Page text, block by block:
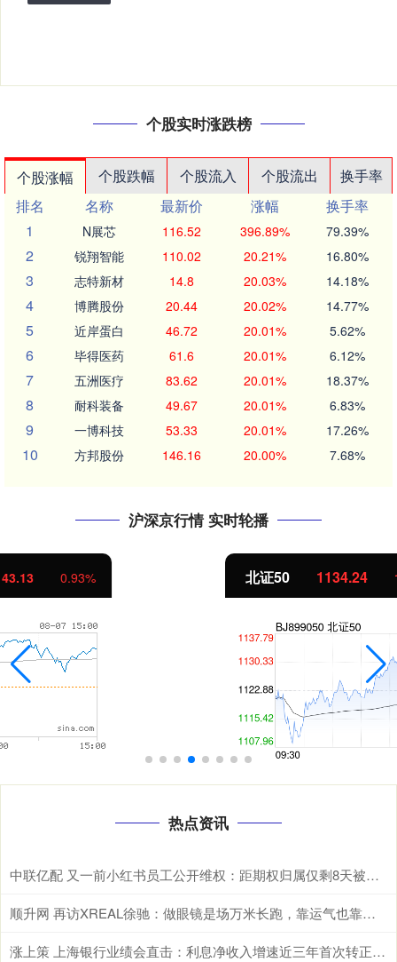
个股实时涨跌榜
个股涨幅 个股跌幅 个股流入 个股流出
换手率
排名
名称 最新价 涨幅
换手率
1
N展芯 116.52 396.89% 79.39%
2 锐翔智能 110.02 20.21% 16.80%
3 志特新材 14.8 20.03% 14.18%
4 博腾股份 20.44 20.02% 14.77%
5 近岸蛋白 46.72 20.01% 5.62%
6 毕得医药 61.6 20.01% 6.12%
7 五洲医疗 83.62 20.01% 18.37%
8 耐科装备 49.67 20.01% 6.83%
9 一博科技 53.33 20.01% 17.26%
10 方邦股份 146.16 20.00% 7.68%
沪深京行情 实时轮播
北证50 11.37 1.01%
热点资讯
中联亿配 又一前小红书员工公开维权：距期权归属仅剩8天被解除劳动合同
顺升网 再访XREAL徐驰：做眼镜是场万米长跑，靠运气也靠打怪升级
涨上策 上海银行业绩会直击：利息净收入增速近三年首次转正，全年派现近74亿，未来五年“扩招”5000人